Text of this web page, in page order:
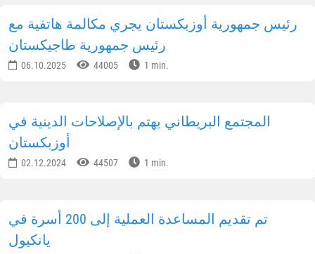
رئيس جمهورية أوزبكستان يجري مكالمة هاتفية مع
رئيس جمهورية طاجيكستان
06.10.2025 44005 1 min.
المجتمع البريطاني يهتم بالإصلاحات الدينية في
أوزبكستان
02.12.2024 44507 1 min.
تم تقديم المساعدة العملية إلى 200 أسرة في
يانكيول